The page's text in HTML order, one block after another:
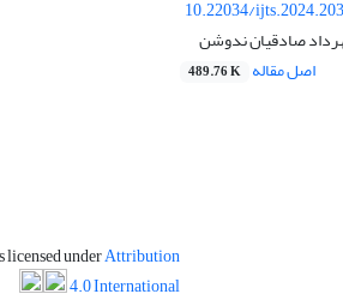
10.22034/
صادقیان ندوشن
اصل مقاله 489.76 K
licensed underAttribution
4.0 International